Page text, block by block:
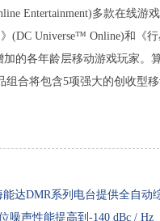
Entertainment)多款在线游
(DC Universe™ Online)和《
的各年龄层移动游戏玩家。
组合将包含5项强大的创收型
达DMR系列电台提供全自动
噪声性能提高到-140 dBc / Hz